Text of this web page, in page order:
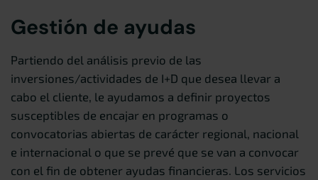
Gestión de ayudas
Partiendo del análisis previo de las
inversiones/actividades de I+D que desea llevar a
cabo el cliente, le ayudamos a definir proyectos
susceptibles de encajar en programas o
convocatorias abiertas de carácter regional, nacional
e internacional o que se prevé que se van a convocar
con el fin de obtener ayudas financieras. Los servicios